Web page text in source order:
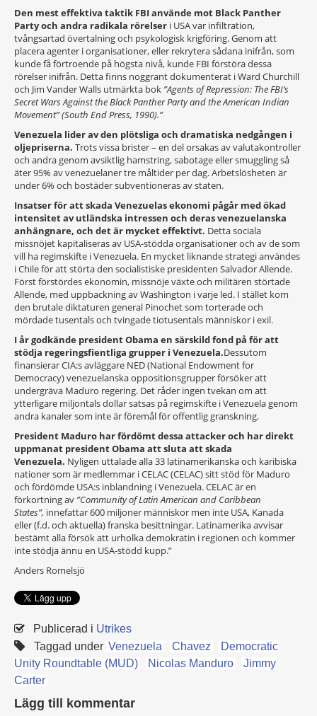
Den mest effektiva taktik FBI använde mot Black Panther
Party och andra radikala rörelser i USA var infiltration,
tvångsartad övertalning och psykologisk krigföring. Genom att
placera agenter i organisationer, eller rekrytera sådana inifrån, som
kunde få förtroende på högsta nivå, kunde FBI förstöra dessa
rörelser inifrån. Detta finns noggrant dokumenterat i Ward Churchill
och Jim Vander Walls utmärkta bok ”Agents of Repression: The FBI’s
Secret Wars Against the Black Panther Party and the American Indian
Movement” (South End Press, 1990).”
Venezuela lider av den plötsliga och dramatiska nedgången i
oljepriserna. Trots vissa brister – en del orsakas av valutakontroller
och andra genom avsiktlig hamstring, sabotage eller smuggling så
äter 95% av venezuelaner tre måltider per dag. Arbetslösheten är
under 6% och bostäder subventioneras av staten.
Insatser för att skada Venezuelas ekonomi pågår med ökad
intensitet av utländska intressen och deras venezuelanska
anhängnare, och det är mycket effektivt. Detta sociala
missnöjet kapitaliseras av USA-stödda organisationer och av de som
vill ha regimskifte i Venezuela. En mycket liknande strategi användes
i Chile för att störta den socialistiske presidenten Salvador Allende.
Först förstördes ekonomin, missnöje växte och militären störtade
Allende, med uppbackning av Washington i varje led. I stället kom
den brutale diktaturen general Pinochet som torterade och
mördade tusentals och tvingade tiotusentals människor i exil.
I år godkände president Obama en särskild fond på för att
stödja regeringsfientliga grupper i Venezuela.Dessutom
finansierar CIA:s avläggare NED (National Endowment for
Democracy) venezuelanska oppositionsgrupper försöker att
undergräva Maduro regering. Det råder ingen tvekan om att
ytterligare miljontals dollar satsas på regimskifte i Venezuela genom
andra kanaler som inte är föremål för offentlig granskning.
President Maduro har fördömt dessa attacker och har direkt
uppmanat president Obama att sluta att skada
Venezuela. Nyligen uttalade alla 33 latinamerikanska och karibiska
nationer som är medlemmar i CELAC (CELAC) sitt stöd för Maduro
och fördömde USA:s inblandning i Venezuela. CELAC är en
förkortning av ”Community of Latin American and Caribbean
States”, innefattar 600 miljoner människor men inte USA, Kanada
eller (f.d. och aktuella) franska besittningar. Latinamerika avvisar
bestämt alla försök att urholka demokratin i regionen och kommer
inte stödja ännu en USA-stödd kupp.”
Anders Romelsjö
Publicerad i Utrikes
Taggad under Venezuela Chavez
Democratic
Unity Roundtable (MUD)
Nicolas Manduro
Jimmy
Carter
Lägg till kommentar